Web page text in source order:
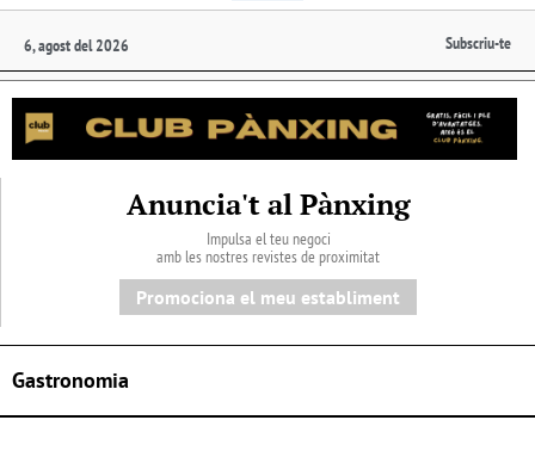
6, agost del 2026 Subscriu-te
Anuncia't al Pànxing
Impulsa el teu negoci
amb les nostres revistes de proximitat
Promociona el meu establiment
Gastronomia